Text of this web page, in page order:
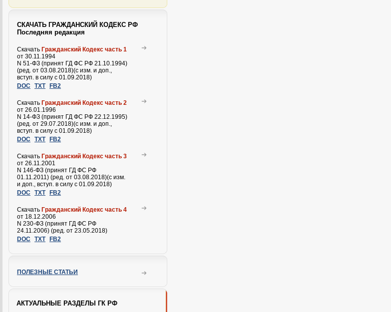
СКАЧАТЬ ГРАЖДАНСКИЙ КОДЕКС РФ
Последняя редакция
Скачать Гражданский Кодекс часть 1
от 30.11.1994
N 51-ФЗ (принят ГД ФС РФ 21.10.1994)
(ред. от 03.08.2018)(с изм. и доп.,
вступ. в силу с 01.09.2018)
DOC TXT FB2
Скачать Гражданский Кодекс часть 2
от 26.01.1996
N 14-ФЗ (принят ГД ФС РФ 22.12.1995)
(ред. от 29.07.2018)(с изм. и доп.,
вступ. в силу с 01.09.2018)
DOC TXT FB2
Скачать Гражданский Кодекс часть 3
от 26.11.2001
N 146-ФЗ (принят ГД ФС РФ
01.11.2011) (ред. от 03.08.2018)(с изм.
и доп., вступ. в силу с 01.09.2018)
DOC TXT FB2
Скачать Гражданский Кодекс часть 4
от 18.12.2006
N 230-ФЗ (принят ГД ФС РФ
24.11.2006) (ред. от 23.05.2018)
DOC TXT FB2
ПОЛЕЗНЫЕ СТАТЬИ
АКТУАЛЬНЫЕ РАЗДЕЛЫ ГК РФ